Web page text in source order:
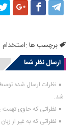
برچسب ها :استخدام
ارسال نظر شما
انتشار یافته : 0
نظرات ارسال شده
شد.
نظراتی که حاوی تهمت
نظراتی که به غیر از